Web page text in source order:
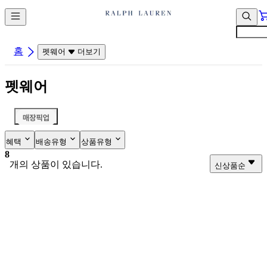
컨
텐
기
앱
바
홈 펫웨어 더보기
펫웨어
혜택 배송유형 상품유형
8
개의 상품이 있습니다.
신상품순